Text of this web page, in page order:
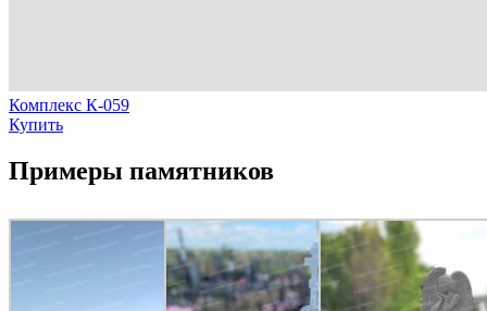
Комплекс К-059
Купить
Примеры памятников